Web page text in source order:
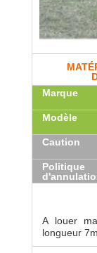
Marque
Modèle
Caution
Politique
A louer
longueur 7m